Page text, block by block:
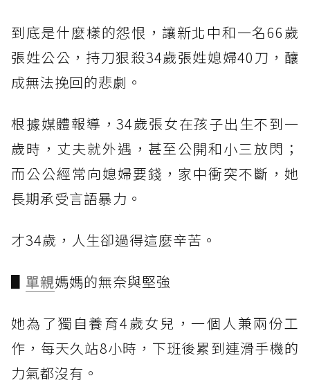
到底是什麼樣的怨恨，讓新北中和一名66歲
張姓公公，持刀狠殺34歲張姓媳婦40刀，釀
成無法挽回的悲劇。
根據媒體報導，34歲張女在孩子出生不到一
歲時，丈夫就外遇，甚至公開和小三放閃；
而公公經常向媳婦要錢，家中衝突不斷，她
長期承受言語暴力。
才34歲，人生卻過得這麼辛苦。
▋ 單親媽媽的無奈與堅強
她為了獨自養育4歲女兒，一個人兼兩份工
作，每天久站8小時，下班後累到連滑手機的
力氣都沒有。